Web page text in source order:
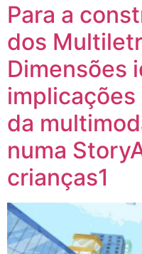
Para a
dos
Dimensões
da
numa
crianças1